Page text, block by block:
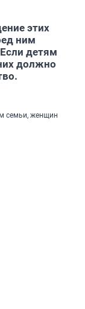
этих
ним
детям
должно
семьи, женщин